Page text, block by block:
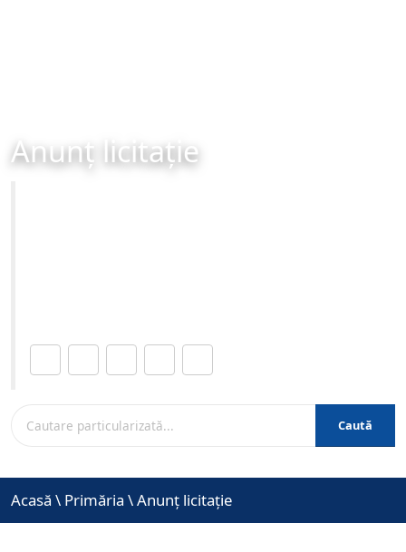
Anunț licitație
Caută
Acasă \ Primăria \Anunț licitație